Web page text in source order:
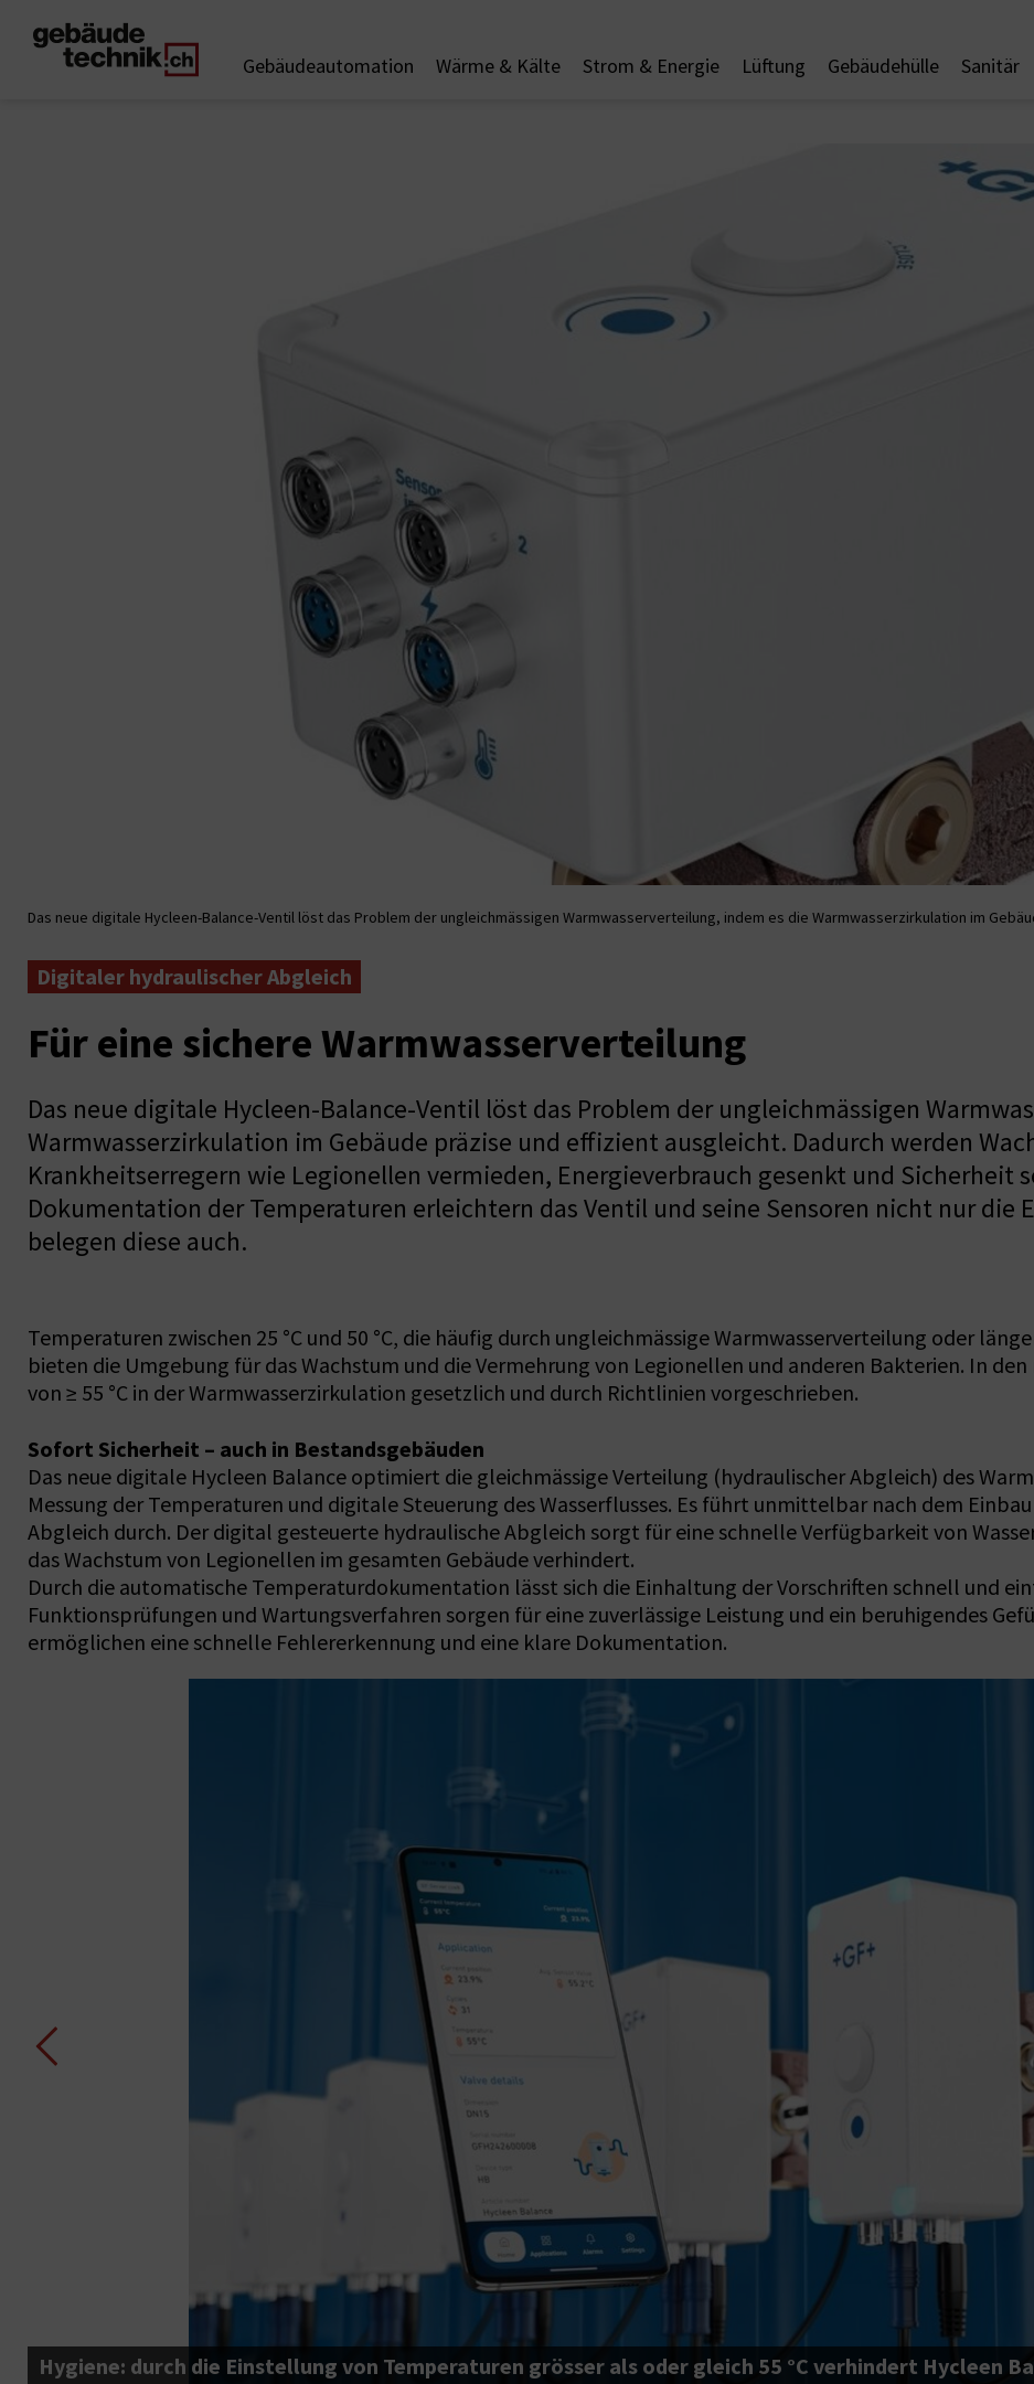
Gebäudeautomation
Wärme & Kälte Strom & Energie Lüftung Gebäudehülle Sanitär
Das neue digitale Hycleen-Balance-Ventil löst das Problem der ungleichmässigen Warmwasserverteilung, indem es die Warmwasserzirkulation im
Digitaler hydraulischer Abgleich
Für eine sichere Warmwasserverteilung
Das neue digitale Hycleen-Balance-Ventil löst das Problem der ungleichmässigen
Warmwasserzirkulation im Gebäude präzise und effizient ausgleicht. Dadurch werden
Krankheitserregern wie Legionellen vermieden, Energieverbrauch gesenkt und Sicherheit
Dokumentation der Temperaturen erleichtern das Ventil und seine Sensoren nicht nur die
belegen diese auch.
Temperaturen zwischen 25 °C und 50 °C, die häufig durch ungleichmässige Warmwasserverteilung oder
bieten die Umgebung für das Wachstum und die Vermehrung von Legionellen und anderen Bakterien. In
von ≥ 55 °C in der Warmwasserzirkulation gesetzlich und durch Richtlinien vorgeschrieben.
Sofort Sicherheit – auch in Bestandsgebäuden
Das neue digitale Hycleen Balance optimiert die gleichmässige Verteilung (hydraulischer Abgleich) des
Messung der Temperaturen und digitale Steuerung des Wasserflusses. Es führt unmittelbar nach dem
Abgleich durch. Der digital gesteuerte hydraulische Abgleich sorgt für eine schnelle Verfügbarkeit von
das Wachstum von Legionellen im gesamten Gebäude verhindert.
Durch die automatische Temperaturdokumentation lässt sich die Einhaltung der Vorschriften schnell und
Funktionsprüfungen und Wartungsverfahren sorgen für eine zuverlässige Leistung und ein beruhigendes
ermöglichen eine schnelle Fehlererkennung und eine klare Dokumentation.
Hygiene: durch die Einstellung von Temperaturen grösser als oder gleich 55 °C verhindert Hycleen